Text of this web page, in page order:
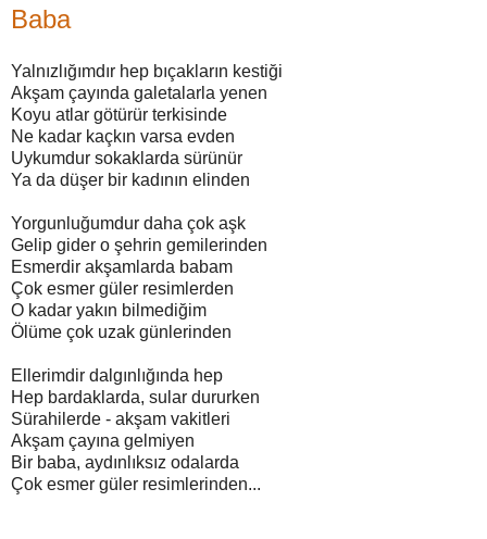
Baba
Yalnızlığımdır hep bıçakların kestiği
Akşam çayında galetalarla yenen
Koyu atlar götürür terkisinde
Ne kadar kaçkın varsa evden
Uykumdur sokaklarda sürünür
Ya da düşer bir kadının elinden
Yorgunluğumdur daha çok aşk
Gelip gider o şehrin gemilerinden
Esmerdir akşamlarda babam
Çok esmer güler resimlerden
O kadar yakın bilmediğim
Ölüme çok uzak günlerinden
Ellerimdir dalgınlığında hep
Hep bardaklarda, sular dururken
Sürahilerde - akşam vakitleri
Akşam çayına gelmiyen
Bir baba, aydınlıksız odalarda
Çok esmer güler resimlerinden...